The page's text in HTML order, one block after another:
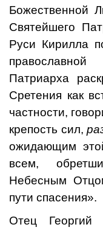
Божественной
Святейшего
Руси Кирилла
Патриарха
Сретения как
частности,
крепость сил,
ожидающим
всем,
Небесным
пути спасения».
Отец Георгий